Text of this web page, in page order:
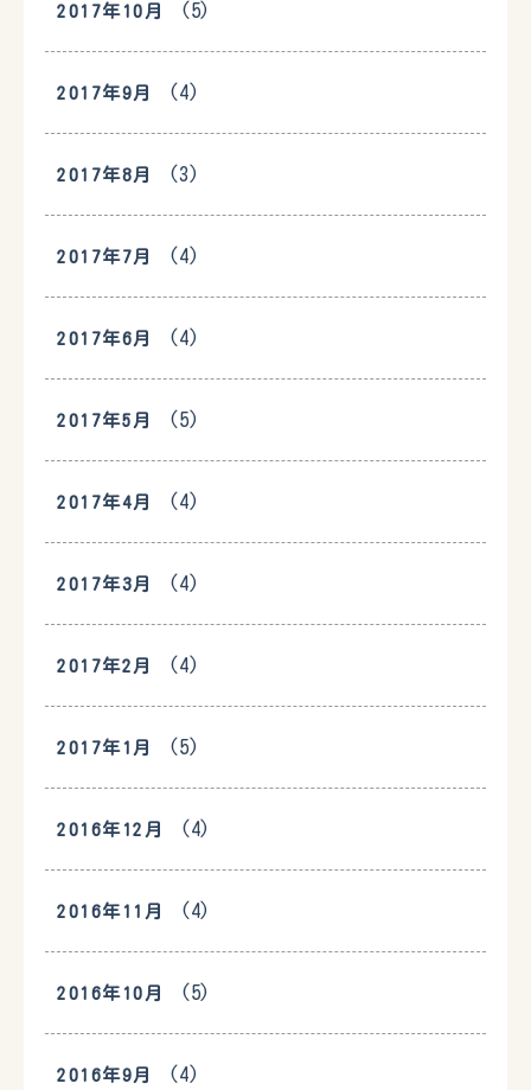
2017年10月 (5)
2017年9月 (4)
2017年8月 (3)
2017年7月 (4)
2017年6月 (4)
2017年5月 (5)
2017年4月 (4)
2017年3月 (4)
2017年2月 (4)
2017年1月 (5)
2016年12月 (4)
2016年11月 (4)
2016年10月 (5)
2016年9月 (4)